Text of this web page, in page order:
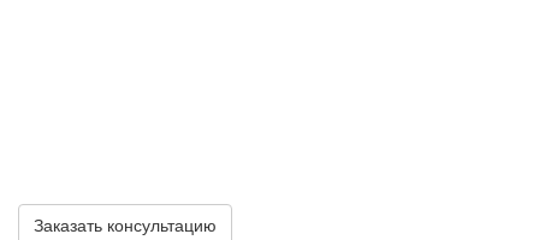
Заказать консультацию